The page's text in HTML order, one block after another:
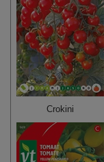
Crokini